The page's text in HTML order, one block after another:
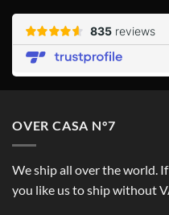
OVER CASA N°7
We ship all over the world.
you like us to ship without